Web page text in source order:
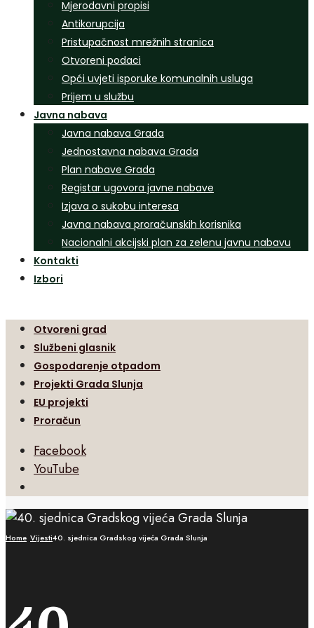
Mjerodavni propisi
Antikorupcija
Pristupačnost mrežnih stranica
Otvoreni podaci
Opći uvjeti isporuke komunalnih usluga
Prijem u službu
Javna nabava
Javna nabava Grada
Jednostavna nabava Grada
Plan nabave Grada
Registar ugovora javne nabave
Izjava o sukobu interesa
Javna nabava proračunskih korisnika
Nacionalni akcijski plan za zelenu javnu nabavu
Kontakti
Izbori
Otvoreni grad
Službeni glasnik
Gospodarenje otpadom
Projekti Grada Slunja
EU projekti
Proračun
Facebook
YouTube
Search
Window
Home Vijesti40. sjednica Gradskog vijeća Grada Slunja